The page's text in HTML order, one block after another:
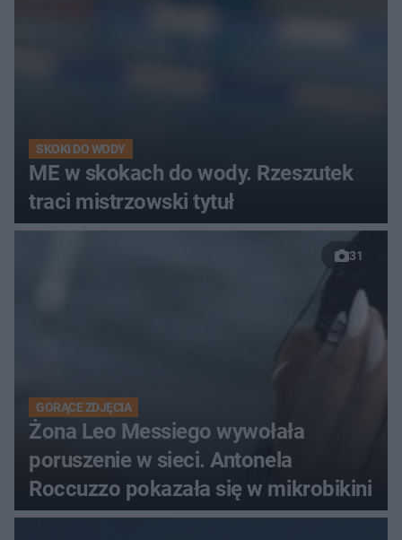
SKOKI DO WODY
ME w skokach do wody. Rzeszutek
traci mistrzowski tytuł
31
GORĄCE ZDJĘCIA
Żona Leo Messiego wywołała
poruszenie w sieci. Antonela
Roccuzzo pokazała się w mikrobikini